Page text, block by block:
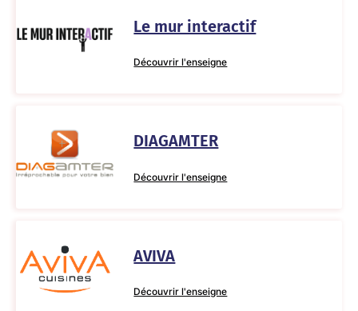
Le mur interactif
Découvrir l'enseigne
DIAGAMTER
Découvrir l'enseigne
AVIVA
Découvrir l'enseigne